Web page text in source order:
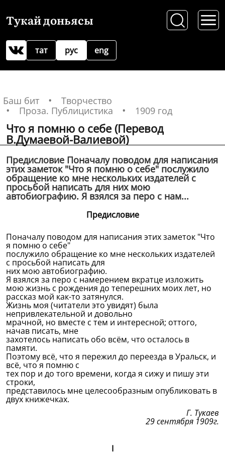
Тукай доньясы
рус
тат eng
Баш бит
Творчество
Проза. Публицистика
1909 год
Что я помню о себе (Перевод
В.Думаевой-Валиевой)
Предисловие Поначалу поводом для написания
этих заметок "Что я помню о себе" послужило
обращение ко мне нескольких издателей с
просьбой написать для них мою
автобиографию. Я взялся за перо с нам...
Предисловие
Поначалу поводом для написания этих заметок "Что
я помню о себе"
послужило обращение ко мне нескольких издателей
с просьбой написать для
них мою автобиографию.
Я взялся за перо с намерением вкратце изложить
мою жизнь с рождения до теперешних моих лет, но
рассказ мой как-то затянулся.
Жизнь моя (читатели это увидят) была
непривлекательной и довольно
мрачной, но вместе с тем и интересной; оттого,
начав писать, мне
захотелось написать обо всём, что осталось в
памяти.
Поэтому всё, что я пережил до переезда в Уральск, и
всё, что я помню с
тех пор и до того времени, когда я сижу и пишу эти
строки,
представилось мне целесообразным опубликовать в
двух книжечках.
Г. Тукаев
29 сентября 1909г.
I